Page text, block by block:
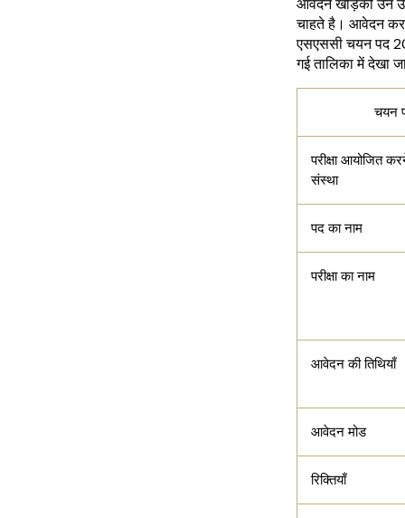
आवेदन खोड़की उन
चाहते है। आवेदन
एसएससी चयन पद
गई तालिका में देखा
चयन
परीक्षा आयोजित
संस्था
पद का नाम
परीक्षा का नाम
आवेदन की तिथियाँ
आवेदन मोड
रिक्तियाँ